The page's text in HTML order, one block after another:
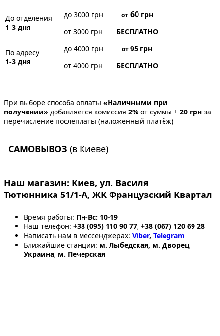
До отделения
1-3 дня
до 3000 грн от60грн
от 3000 грн
БЕСПЛАТНО
По адресу
1-3 дня
до 4000 грн от95 грн
от 4000 грн
БЕСПЛАТНО
При выборе способа оплаты «Наличными при
получении» добавляется комиссия 2% от суммы + 20 грн за
перечисление послеплаты (наложенный платёж)
САМОВЫВОЗ (в Киеве)
Наш магазин: Киев, ул. Василя
Тютюнника 51/1-А, ЖК Французский Квартал
Время работы: Пн-Вс: 10-19
Наш телефон: +38 (095) 110 90 77, +38 (067) 120 69 28
Написать нам в мессенджерах: Viber, Telegram
Ближайшие станции: м. Лыбедская, м. Дворец
Украина, м. Печерская